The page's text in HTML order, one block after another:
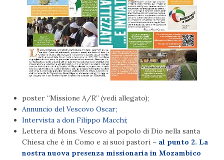
poster “Missione A/R” (vedi allegato);
Annuncio del Vescovo Oscar;
Intervista a don Filippo Macchi;
Lettera di Mons. Vescovo al popolo di Dio nella santa
Chiesa che è in Como e ai suoi pastori – al punto 2. La
nostra nuova presenza missionaria in Mozambico